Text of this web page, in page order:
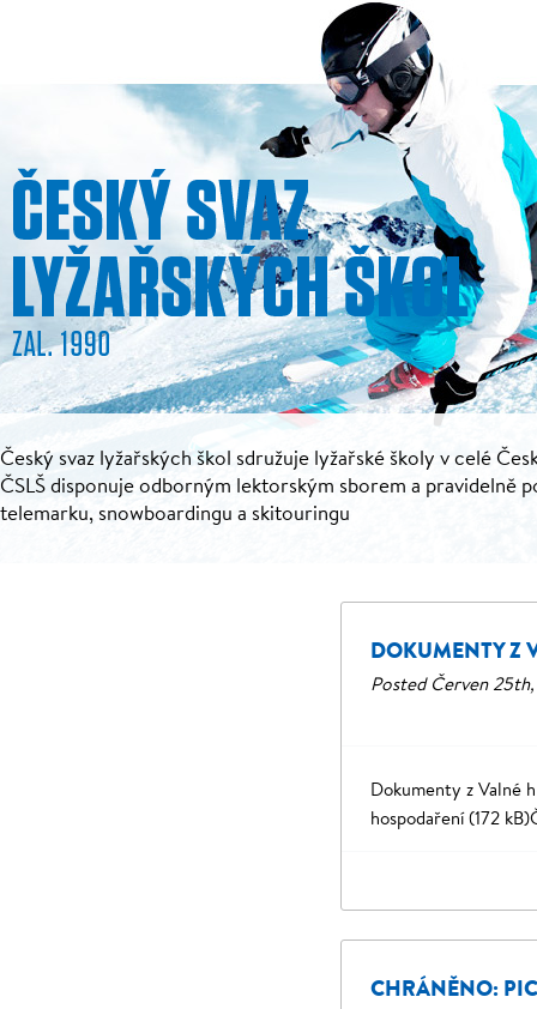
Český svaz lyžařských škol sdružuje lyžařské školy v celé
ČSLŠ disponuje odborným lektorským sborem a pravidelně
telemarku, snowboardingu a skitouringu
DOKUMENTY Z
Posted Červen
Dokumenty z Valné
hospodaření (172
CHRÁNĚNO: